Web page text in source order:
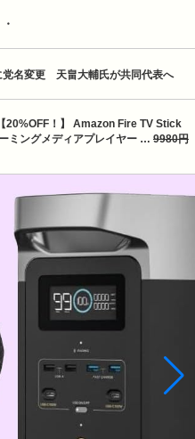
名変更　天畠大輔氏が共同代表へ
20%OFF！】 Amazon Fire TV Stick
ミングメディアプレイヤー … 9980円